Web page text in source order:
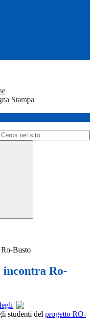
Stampa
Busto
Ro-
studenti del progetto RO-